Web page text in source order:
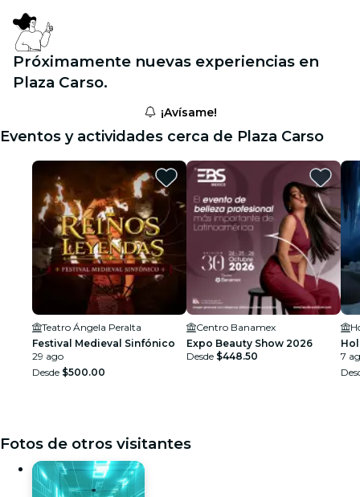
Próximamente nuevas experiencias en
Plaza Carso.
¡Avísame!
Eventos y actividades cerca de Plaza Carso
Teatro Ángela Peralta
Festival Medieval Sinfónico
29 ago
Desde $500.00
Centro Banamex
Expo Beauty Show 2026
Desde $448.50
7
Fotos de otros visitantes